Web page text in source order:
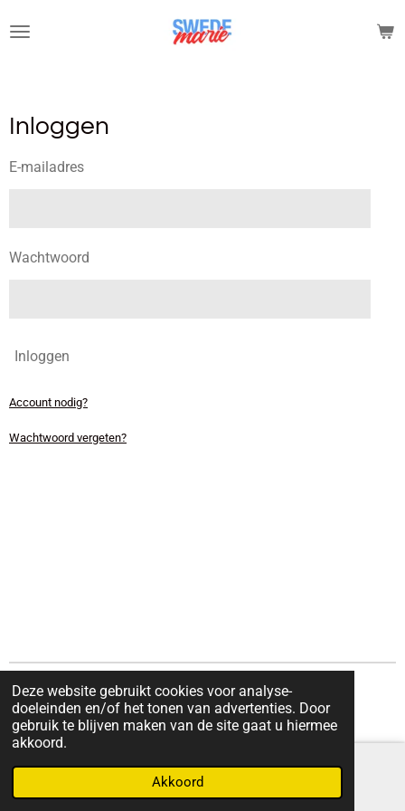
Deze website gebruikt cookies voor analyse-
doeleinden en/of het tonen van advertenties. Door
gebruik te blijven maken van de site gaat u hiermee
akkoord.
Akkoord
direct
Inloggen
E-mailadres
Wachtwoord
Inloggen
Account nodig?
Wachtwoord vergeten?
© 2022 - 2026 SwedeMarie
Powered byJouwWeb